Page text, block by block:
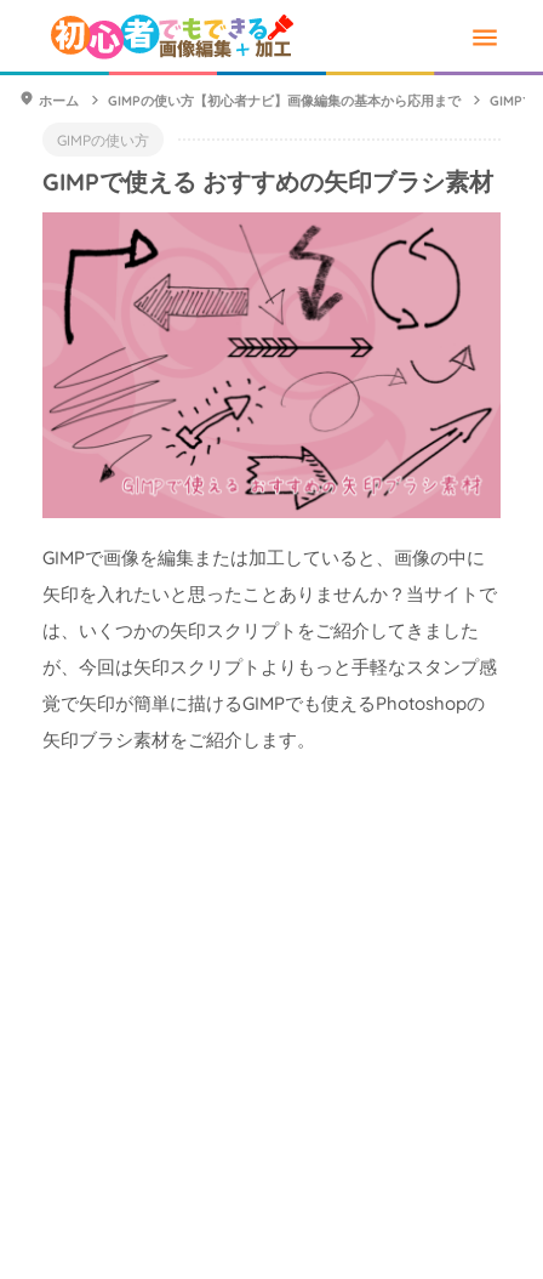
ホーム GIMPの使い方【初心者ナビ】画像編集の基本から応用まで GIMPで
GIMPの使い方
GIMPで使える おすすめの矢印ブラシ素材
GIMPで画像を編集または加工していると、画像の中に
矢印を入れたいと思ったことありませんか？当サイトで
は、いくつかの矢印スクリプトをご紹介してきました
が、今回は矢印スクリプトよりもっと手軽なスタンプ感
覚で矢印が簡単に描けるGIMPでも使えるPhotoshopの
矢印ブラシ素材をご紹介します。